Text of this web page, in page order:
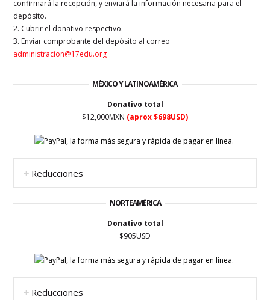
confirmará la recepción, y enviará la información necesaria para el
depósito.
2. Cubrir el donativo respectivo.
3. Enviar comprobante del depósito al correo
administracion@17edu.org
MÉXICO Y LATINOAMÉRICA
Donativo total
$12,000MXN (aprox $698USD)
Reducciones
NORTEAMÉRICA
Donativo total
$905USD
Reducciones